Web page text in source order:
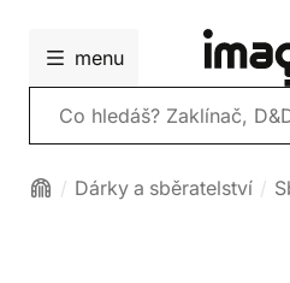
menu
Vyhledávání
Dárky a sběratelství